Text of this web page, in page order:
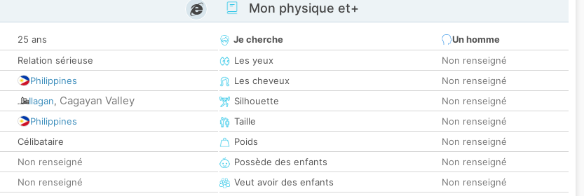
25 ans
Relation sérieuse
Philippines
Ilagan, Cagayan Valley
Philippines
Célibataire
Non renseigné
Non renseigné
Mon physique et+
Je cherche
Un homme
Les yeux
Non renseigné
Les cheveux
Non renseigné
Silhouette
Non renseigné
Taille
Non renseigné
Poids
Non renseigné
Possède des enfants
Non renseigné
Veut avoir des enfants
Non renseigné